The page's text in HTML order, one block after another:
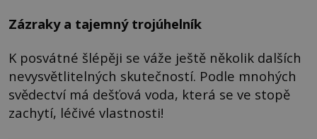
Zázraky a tajemný trojúhelník
K posvátné šlépěji se váže ještě několik dalších
nevysvětlitelných skutečností. Podle mnohých
svědectví má dešťová voda, která se ve stopě
zachytí, léčivé vlastnosti!